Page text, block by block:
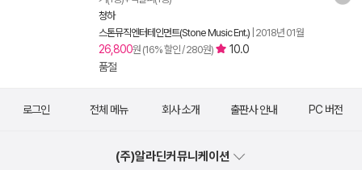
청하
스톤뮤직엔터테인먼트(Stone Music Ent.) 2018년 01월
26,800원 (16% 할인 / 280원)
10.0
품절
로그인 전체 메뉴 회사 소개 출판사 안내 PC 버전
(주)알라딘커뮤니케이션